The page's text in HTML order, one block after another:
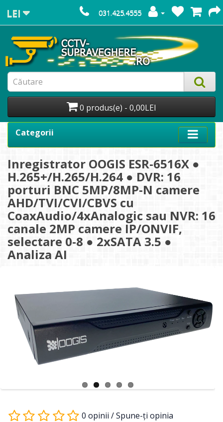
LEI 031.425.4555
0 produs(e) - 0,00LEI
Categorii
Inregistrator OOGIS ESR-6516X ●
H.265+/H.265/H.264 ● DVR: 16
porturi BNC 5MP/8MP-N camere
AHD/TVI/CVI/CBVS cu
CoaxAudio/4xAnalogic sau NVR: 16
canale 2MP camere IP/ONVIF,
selectare 0-8 ● 2xSATA 3.5 ●
Analiza AI
0 opinii /Spune-ţi opinia